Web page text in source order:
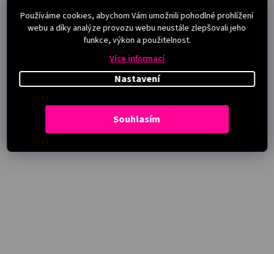
Používáme cookies, abychom Vám umožnili pohodlné prohlížení
webu a díky analýze provozu webu neustále zlepšovali jeho
funkce, výkon a použitelnost.
Více informací
Nastavení
Souhlasím